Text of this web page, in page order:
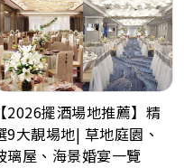
【2026擺酒場地推薦】精
9大靚場地| 草地庭園、
璃屋、海景婚宴一覽